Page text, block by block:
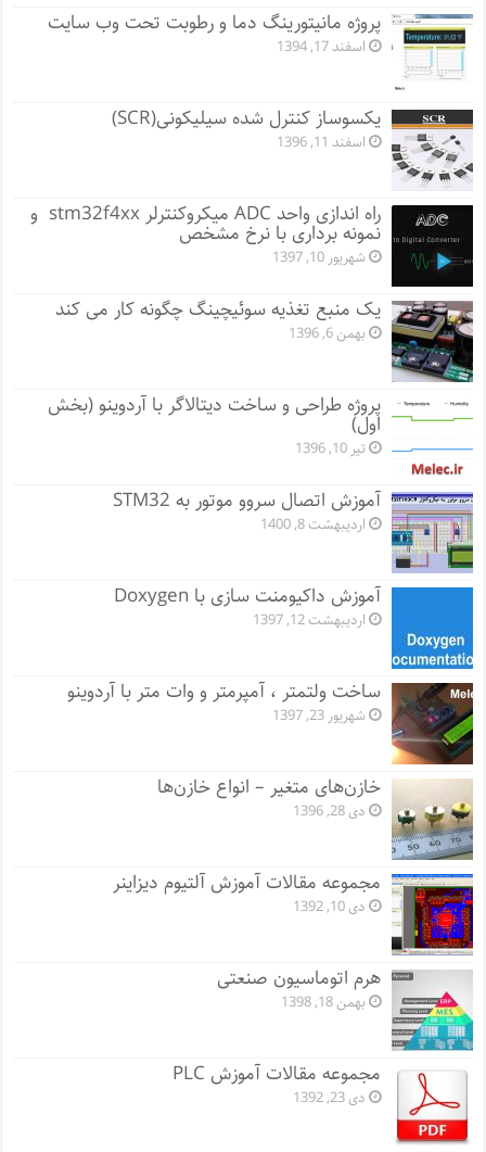
پروژه مانيتورينگ دما و رطوبت تحت وب سایت
اسفند 17, 1394
یکسوساز کنترل شده سیلیکونی(SCR)
اسفند 11, 1396
راه اندازی واحد ADC میکروکنترلر stm32f4xx و
نمونه برداری با نرخ مشخص
شهریور 10, 1397
یک منبع تغذیه سوئیچینگ چگونه کار می کند
بهمن 6, 1396
پروژه طراحی و ساخت دیتالاگر با آردوینو (بخش
اول)
تیر 10, 1396
آموزش اتصال سروو موتور به STM32
اردیبهشت 8, 1400
آموزش داکیومنت سازی با Doxygen
اردیبهشت 12, 1397
ساخت ولتمتر ، آمپرمتر و وات متر با آردوینو
شهریور 23, 1397
خازن‌های متغیر – انواع خازن‌ها
دی 28, 1396
مجموعه مقالات آموزش آلتیوم دیزاینر
دی 10, 1392
هرم اتوماسیون صنعتی
بهمن 18, 1398
مجموعه مقالات آموزش PLC
دی 23, 1392